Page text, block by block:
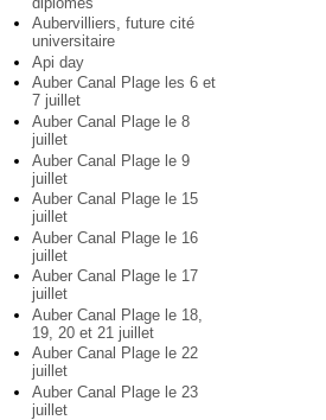
Aubervilliers, future cité
universitaire
Api day
Auber Canal Plage les 6 et
7 juillet
Auber Canal Plage le 8
juillet
Auber Canal Plage le 9
juillet
Auber Canal Plage le 15
juillet
Auber Canal Plage le 16
juillet
Auber Canal Plage le 17
juillet
Auber Canal Plage le 18,
19, 20 et 21 juillet
Auber Canal Plage le 22
juillet
Auber Canal Plage le 23
juillet